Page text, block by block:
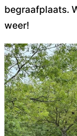
begraafplaats.
weer!